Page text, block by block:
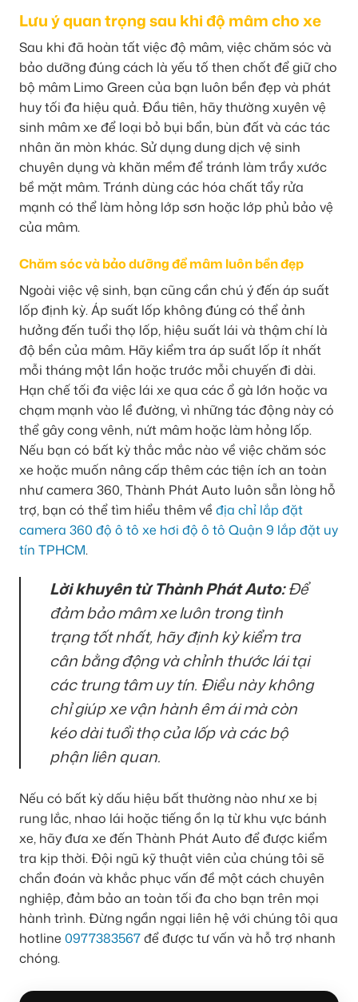
Lưu ý quan trọng sau khi độ mâm cho xe
Sau khi đã hoàn tất việc độ mâm, việc chăm sóc và
bảo dưỡng đúng cách là yếu tố then chốt để giữ cho
bộ mâm Limo Green của bạn luôn bền đẹp và phát
huy tối đa hiệu quả. Đầu tiên, hãy thường xuyên vệ
sinh mâm xe để loại bỏ bụi bẩn, bùn đất và các tác
nhân ăn mòn khác. Sử dụng dung dịch vệ sinh
chuyên dụng và khăn mềm để tránh làm trầy xước
bề mặt mâm. Tránh dùng các hóa chất tẩy rửa
mạnh có thể làm hỏng lớp sơn hoặc lớp phủ bảo vệ
của mâm.
Chăm sóc và bảo dưỡng để mâm luôn bền đẹp
Ngoài việc vệ sinh, bạn cũng cần chú ý đến áp suất
lốp định kỳ. Áp suất lốp không đúng có thể ảnh
hưởng đến tuổi thọ lốp, hiệu suất lái và thậm chí là
độ bền của mâm. Hãy kiểm tra áp suất lốp ít nhất
mỗi tháng một lần hoặc trước mỗi chuyến đi dài.
Hạn chế tối đa việc lái xe qua các ổ gà lớn hoặc va
chạm mạnh vào lề đường, vì những tác động này có
thể gây cong vênh, nứt mâm hoặc làm hỏng lốp.
Nếu bạn có bất kỳ thắc mắc nào về việc chăm sóc
xe hoặc muốn nâng cấp thêm các tiện ích an toàn
như camera 360, Thành Phát Auto luôn sẵn lòng hỗ
trợ, bạn có thể tìm hiểu thêm về địa chỉ lắp đặt
camera 360 độ ô tô xe hơi độ ô tô Quận 9 lắp đặt uy
tín TPHCM.
Lời khuyên từ Thành Phát Auto:Để
đảm bảo mâm xe luôn trong tình
trạng tốt nhất, hãy định kỳ kiểm tra
cân bằng động và chỉnh thước lái tại
các trung tâm uy tín. Điều này không
chỉ giúp xe vận hành êm ái mà còn
kéo dài tuổi thọ của lốp và các bộ
phận liên quan.
Nếu có bất kỳ dấu hiệu bất thường nào như xe bị
rung lắc, nhao lái hoặc tiếng ồn lạ từ khu vực bánh
xe, hãy đưa xe đến Thành Phát Auto để được kiểm
tra kịp thời. Đội ngũ kỹ thuật viên của chúng tôi sẽ
chẩn đoán và khắc phục vấn đề một cách chuyên
nghiệp, đảm bảo an toàn tối đa cho bạn trên mọi
hành trình. Đừng ngần ngại liên hệ với chúng tôi qua
hotline 0977383567để được tư vấn và hỗ trợ nhanh
chóng.